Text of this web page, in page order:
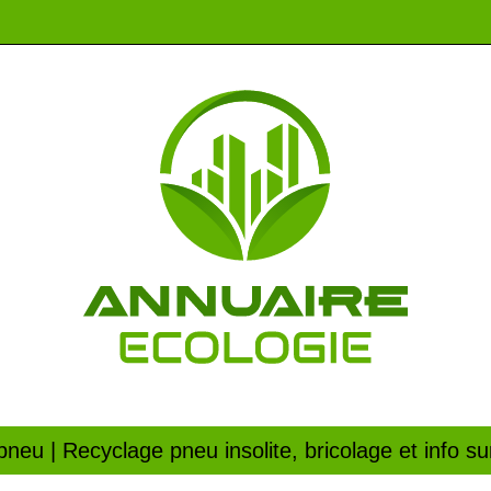
| Recyclage pneu insolite, bricolage et info